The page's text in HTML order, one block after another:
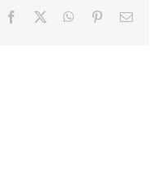
Facebook WhatsApp
PinterestCorreo